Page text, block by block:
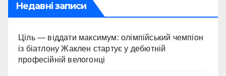
Недавні записи
Ціль — віддати максимум: олімпійський чемпіон
із біатлону Жаклен стартує у дебютній
професійній велогонці